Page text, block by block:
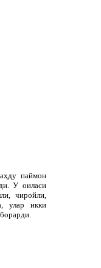
паймон
У оиласи
чиройли,
улар икки